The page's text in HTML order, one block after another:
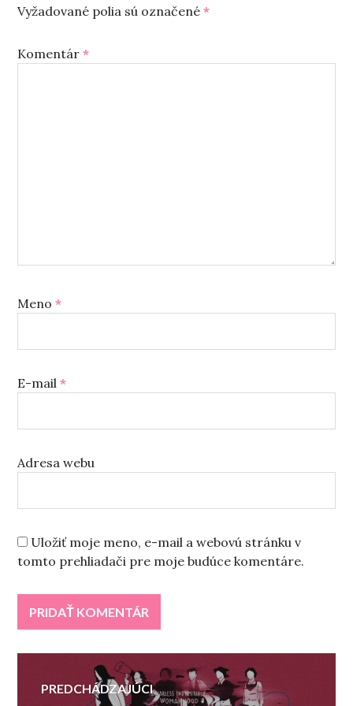
Vyžadované polia sú označené*
Komentár*
Meno*
E-mail*
Adresa webu
Uložiť moje meno, e-mail a webovú stránku v
tomto prehliadači pre moje budúce komentáre.
Navigácia
PREDCHÁDZAJÚCI